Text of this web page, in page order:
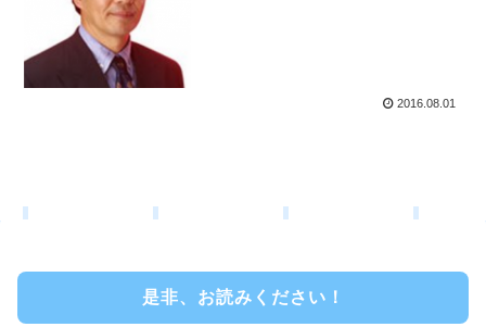
2016.08.01
是非、お読みください！